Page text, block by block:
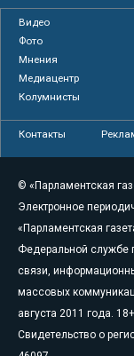
Видео
Фото
Мнения
Медиацентр
Колумнисты
Контакты
© «Парламентская
Электронное
«Парламентская
Федеральной службе
связи,
массовых
августа 2011 года. 18+
Свидетельство о